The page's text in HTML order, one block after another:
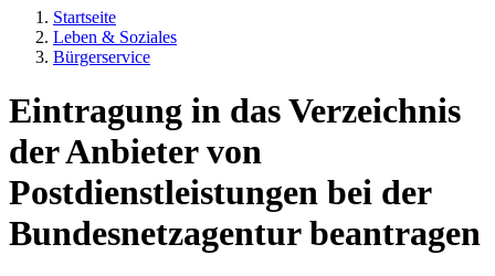
Startseite
Leben & Soziales
Bürgerservice
Eintragung in das Verzeichnis
der Anbieter von
Postdienstleistungen bei der
Bundesnetzagentur beantragen